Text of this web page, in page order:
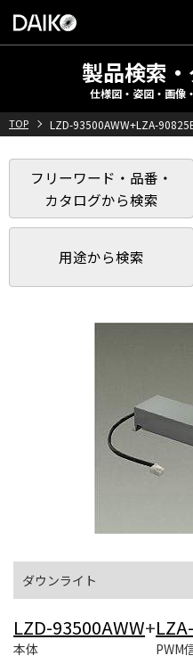
製品検索
仕様図・姿図・画像
TOP LZD-93500AWW+LZA-
フリーワード・品番・
カタログから検索
用途から検索
ダウンライト
LZD-93500AWW+
本体 PWM